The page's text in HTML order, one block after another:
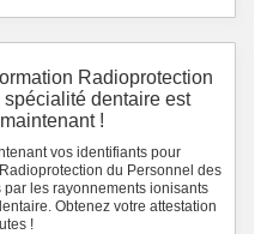
Radioprotection
dentaire est
!
vos identifiants pour
du Personnel des
les rayonnements ionisants
Obtenez votre attestation
!